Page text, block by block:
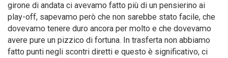
girone di andata ci avevamo fatto più di un pensierino ai
play-off, sapevamo però che non sarebbe stato facile, che
dovevamo tenere duro ancora per molto e che dovevamo
avere pure un pizzico di fortuna. In trasferta non abbiamo
fatto punti negli scontri diretti e questo è significativo, ci